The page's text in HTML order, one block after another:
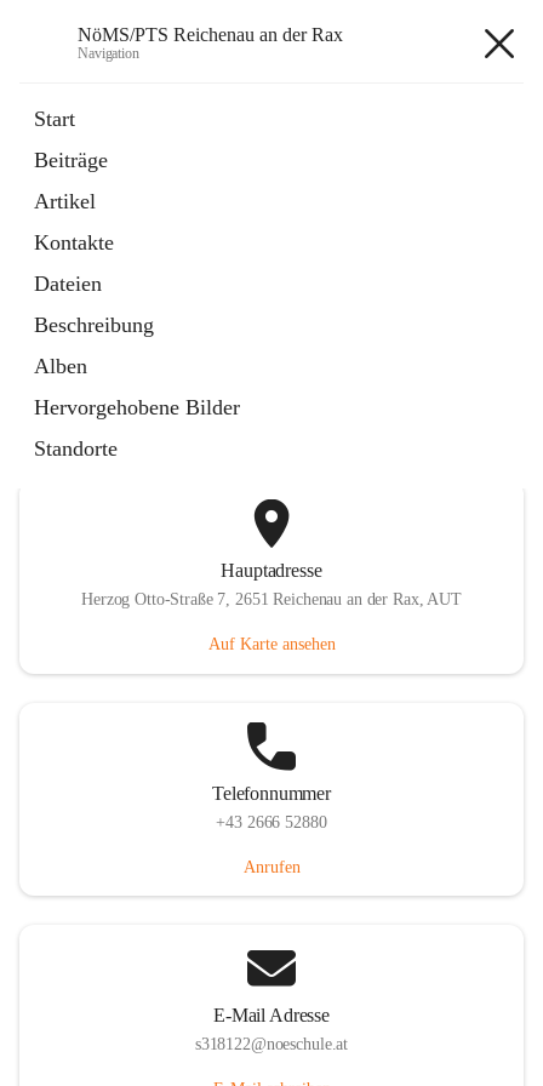
NöMS/PTS Reichenau an der Rax
Navigation
Start
Beiträge
Artikel
Kontakte
Dateien
Beschreibung
Alben
Hervorgehobene Bilder
Standorte
Hans Lanner Regionalmusik Schulverband
öffnet
in
neuem
Tab
Externe Webseite
in
Tab
Hauptadresse
Herzog Otto-Straße 7, 2651 Reichenau an der Rax, AUT
Auf Karte ansehen
Telefonnummer
+43 2666 52880
Anrufen
E-Mail Adresse
s318122@noeschule.at